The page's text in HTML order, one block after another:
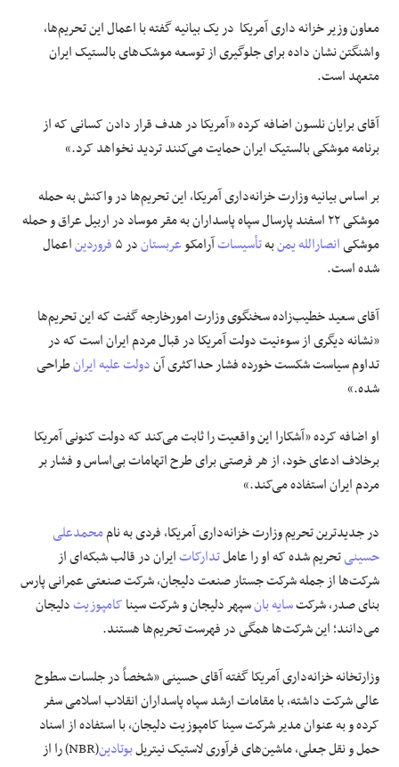
معاون وزیر خزانه داری آمریکا در یک بیانیه گفته با اعمال این تحریم‌ها،
واشنگتن نشان داده برای جلوگیری از توسعه موشک‌های بالستیک ایران
متعهد است.
آقای برایان نلسون اضافه کرده «آمریکا در هدف قرار دادن کسانی که از
برنامه موشکی بالستیک ایران حمایت می‌کنند تردید نخواهد کرد.»
بر اساس بیانیه وزارت خزانه‌داری آمریکا، این تحریم‌ها در واکنش به حمله
موشکی ۲۲ اسفند پارسال سپاه پاسداران به مقر موساد در اربیل عراق و حمله
موشکیانصارالله یمنبهتأسیساتآرامکوعربستاندر ۵ فروردیناعمال
شده است.
آقای سعید خطیب‌زاده سخنگوی وزارت امورخارجه گفت که این تحریم‌ها
«نشانه دیگری از سوءنیت دولت آمریکا در قبال مردم ایران است که در
تداوم سیاست شکست خورده فشار حداکثری آندولت علیه ایرانطراحی
شده.»
او اضافه کرده «آشکارا این واقعیت را ثابت می‌کند که دولت کنونی آمریکا
برخلاف ادعای خود، از هر فرصتی برای طرح اتهامات بی‌اساس و فشار بر
مردم ایران استفاده می‌کند.»
در جدیدترین تحریم وزارت خزانه‌داری آمریکا، فردی به ناممحمدعلی
حسینیتحریم شده که او را عاملتدارکاتایران در قالب شبکه‌ای از
شرکت‌ها از جمله شرکت جستار صنعت دلیجان، شرکت صنعتی عمرانی پارس
بنای صدر، شرکتسایه بانسپهر دلیجان و شرکت سیناکامپوزیتدلیجان
می‌دانند؛ این شرکت‌ها همگی در فهرست تحریم‌ها هستند.
وزارتخانه خزانه‌داری آمریکا گفته آقای حسینی «شخصاً در جلسات سطوح
عالی شرکت داشته، با مقامات ارشد سپاه پاسداران انقلاب اسلامی سفر
کرده و به عنوان مدیر شرکت سینا کامپوزیت دلیجان، با استفاده از اسناد
حمل و نقل جعلی، ماشین‌های فرآوری لاستیک نیتریلبوتادین
(NBR) را از